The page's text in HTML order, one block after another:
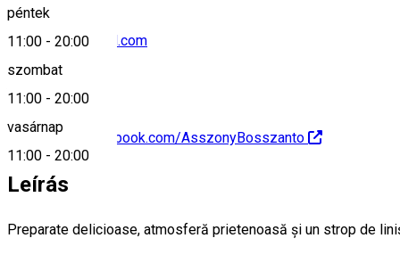
péntek
11:00 - 20:00
szombat
11:00 - 20:00
vasárnap
11:00 - 20:00
dd369117@gmail.com
https://www.facebook.com/AsszonyBosszanto
Leírás
Preparate delicioase, atmosferă prietenoasă și un strop de